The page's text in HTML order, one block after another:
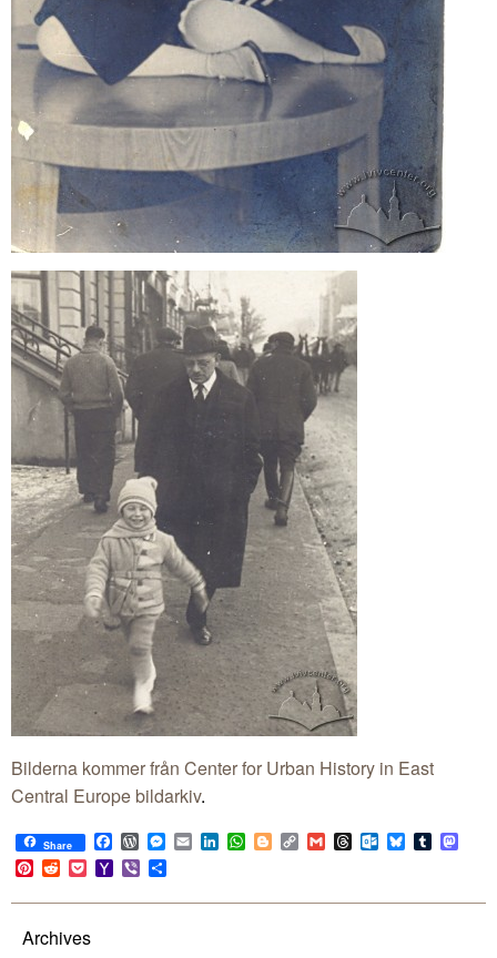
Bilderna kommer från Center for Urban History in East
Central Europe bildarkiv.
Share Facebook
WordPress
Messenger
EmailLinkedIn
WhatsApp
BloggerCopy
Link
GmailThreadsOutlook.com
BlueskyTumblr
Pinterest
RedditPocketYahoo
Mail
Viber
Archives